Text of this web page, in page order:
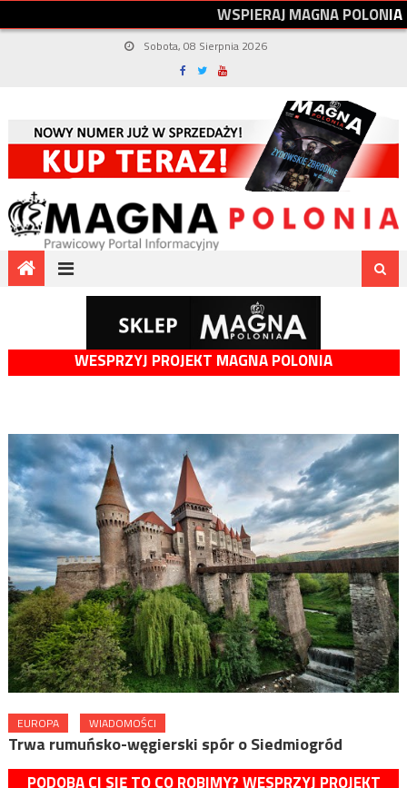
WSPIERAJMAGNAPOLONIA
Sobota, 08 Sierpnia 2026
WESPRZYJ PROJEKT MAGNA POLONIA
EUROPA WIADOMOŚCI
Trwa rumuńsko-węgierski spór o Siedmiogród
PODOBA CI SIĘ TO CO ROBIMY? WESPRZYJ PROJEKT